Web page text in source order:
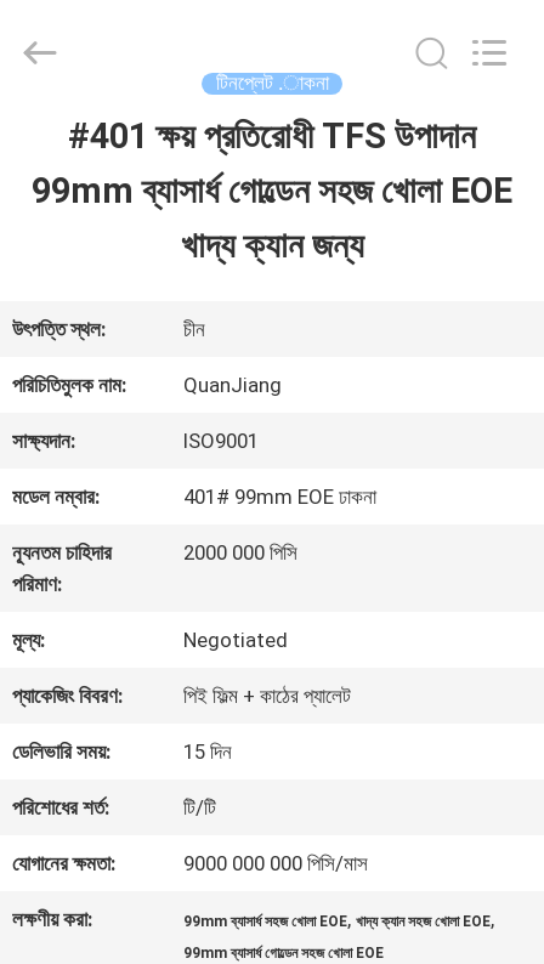
ভিডিও
আমাদের
সম্পর্কে
কারখানা
মান
নিয়ন্ত্রণ
করুন
METAL
Reserved.
টিনপ্লেট .াকনা
#401 ক্ষয় প্রতিরোধী TFS উপাদান
99mm ব্যাসার্ধ গোল্ডেন সহজ খোলা EOE
খাদ্য ক্যান জন্য
উৎপত্তি স্থল: চীন
পরিচিতিমুলক নাম: QuanJiang
সাক্ষ্যদান: ISO9001
মডেল নম্বার: 401# 99mm EOE ঢাকনা
ন্যূনতম চাহিদার
পরিমাণ:
2000 000 পিসি
মূল্য: Negotiated
প্যাকেজিং বিবরণ: পিই ফিল্ম + কাঠের প্যালেট
ডেলিভারি সময়: 15 দিন
পরিশোধের শর্ত: টি/টি
যোগানের ক্ষমতা: 9000 000 000 পিসি/মাস
লক্ষণীয় করা: 99mm ব্যাসার্ধ সহজ খোলা EOE,খাদ্য ক্যান সহজ খোলা EOE,
99mm ব্যাসার্ধ গোল্ডেন সহজ খোলা EOE